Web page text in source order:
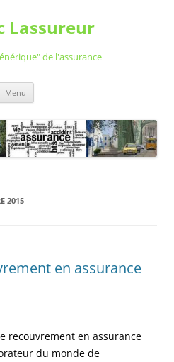
Lassureur
de l'assurance
Menu
2015
en assurance
recouvrement en assurance
du monde de